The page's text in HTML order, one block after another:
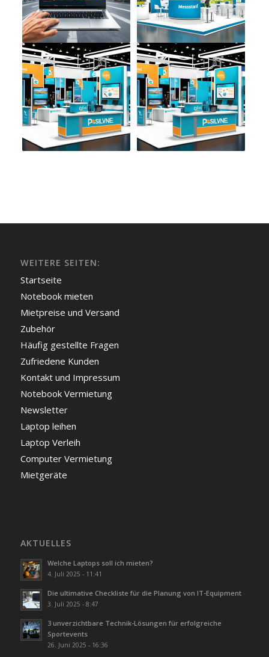
WEITERE SEITEN:
Startseite
Notebook mieten
Mietpreise und Versand
Zubehör
Häufig gestellte Fragen
Zufriedene Kunden
Kontakt und Impressum
Notebook Vermietung
Newsletter
Laptop leihen
Laptop Verleih
Computer Vermietung
Mietgeräte
AKTUELLES
Welche Laptops soll ich mieten?
4. Juli 2025 - 11:41
Die ultimative Checkliste für die Planung von IT-Equipment
3. Juli 2025 - 8:47
3 unverzichtbare Technik-Lösungen für erfolgreiche
Sportevents
26. Juni 2025 - 16:36